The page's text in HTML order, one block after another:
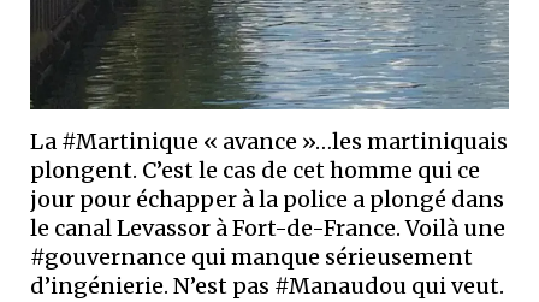
La #Martinique « avance »…les martiniquais
plongent. C’est le cas de cet homme qui ce
jour pour échapper à la police a plongé dans
le canal Levassor à Fort-de-France. Voilà une
#gouvernance qui manque sérieusement
d’ingénierie. N’est pas #Manaudou qui veut.